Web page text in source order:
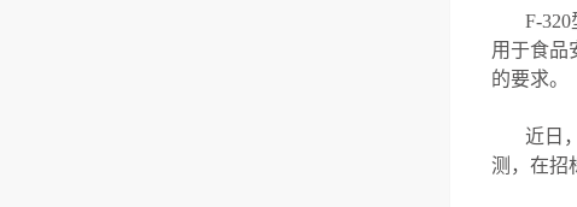
F-
用于食品
的要求。
近日
测，在招